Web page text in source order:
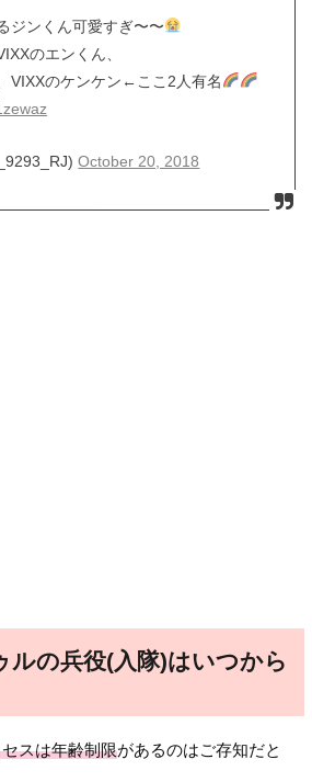
ジンくん可愛すぎ〜〜
のエンくん、
VIXXのケンケン←ここ2人有名
October 20, 2018
ルの兵役(入隊)はいつから
スは年齢制限があるのはご存知だと